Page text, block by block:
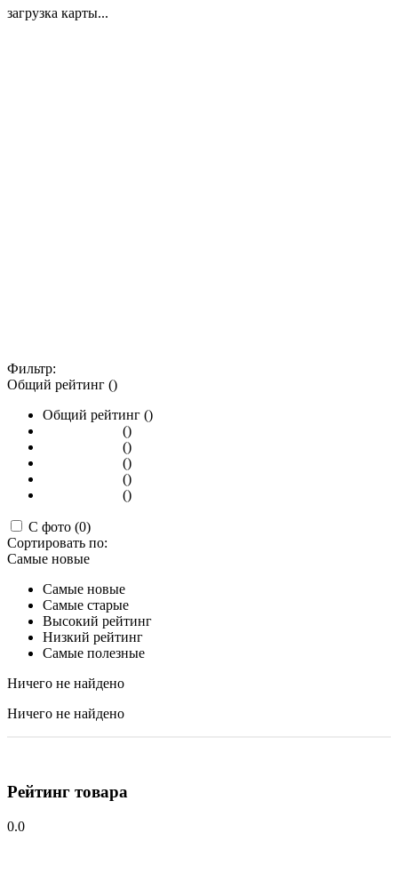
загрузка карты...
Фильтр:
Общий рейтинг ()
Общий рейтинг ()
()
()
()
()
()
С фото (0)
Сортировать по:
Самые новые
Самые новые
Самые старые
Высокий рейтинг
Низкий рейтинг
Самые полезные
Ничего не найдено
Ничего не найдено
Рейтинг товара
0.0